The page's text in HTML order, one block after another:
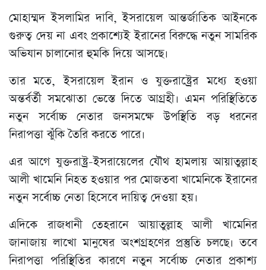
মোহাম্মদ ইসলামির দাবি, ইসরায়েল আন্তর্জাতিক আইনকে
গুরুত্ব দেয় না এবং প্রকাশ্যেই ইরানের বিরুদ্ধে নতুন সামরিক
অভিযান চালানোর হুমকি দিয়ে আসছে।
তার মতে, ইসরায়েল ইরান ও যুক্তরাষ্ট্রের মধ্যে হওয়া
অন্তর্বর্তী সমঝোতা ভেস্তে দিতে আগ্রহী। এমন পরিস্থিতিতে
নতুন সর্বোচ্চ নেতার জনসমক্ষে উপস্থিতি বড় ধরনের
নিরাপত্তা ঝুঁকি তৈরি করতে পারে।
এর আগে যুক্তরাষ্ট্র-ইসরায়েলের যৌথ হামলায় আয়াতুল্লাহ
আলী খামেনি নিহত হওয়ার পর মোজতবা খামেনিকে ইরানের
নতুন সর্বোচ্চ নেতা হিসেবে দায়িত্ব দেওয়া হয়।
এদিকে রাজধানী তেহরানে আয়াতুল্লাহ আলী খামেনির
জানাজায় লাখো মানুষের অংশগ্রহণের প্রস্তুতি চলছে। তবে
নিরাপত্তা পরিস্থিতির কারণে নতুন সর্বোচ্চ নেতার প্রকাশ্য